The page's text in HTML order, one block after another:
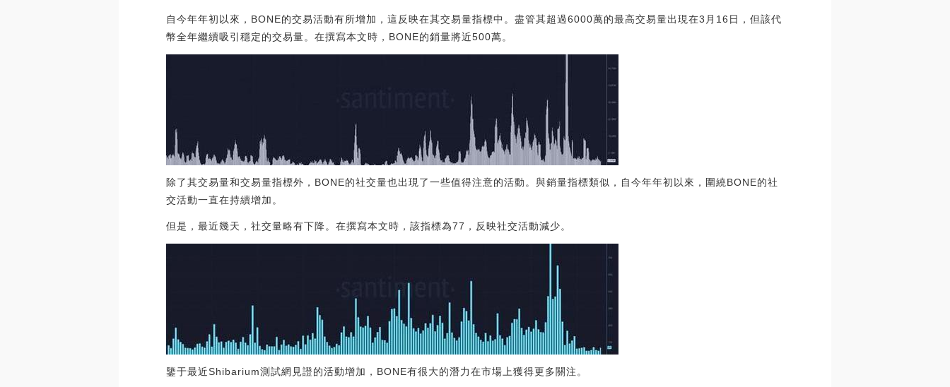
自今年年初以來，BONE的交易活動有所增加，這反映在其交易量指標中。盡管其超過6000萬的最高交易量出現在3月16日，但該代
幣全年繼續吸引穩定的交易量。在撰寫本文時，BONE的銷量將近500萬。
除了其交易量和交易量指標外，BONE的社交量也出現了一些值得注意的活動。與銷量指標類似，自今年年初以來，圍繞BONE的社
交活動一直在持續增加。
但是，最近幾天，社交量略有下降。在撰寫本文時，該指標為77，反映社交活動減少。
鑒于最近Shibarium測試網見證的活動增加，BONE有很大的潛力在市場上獲得更多關注。